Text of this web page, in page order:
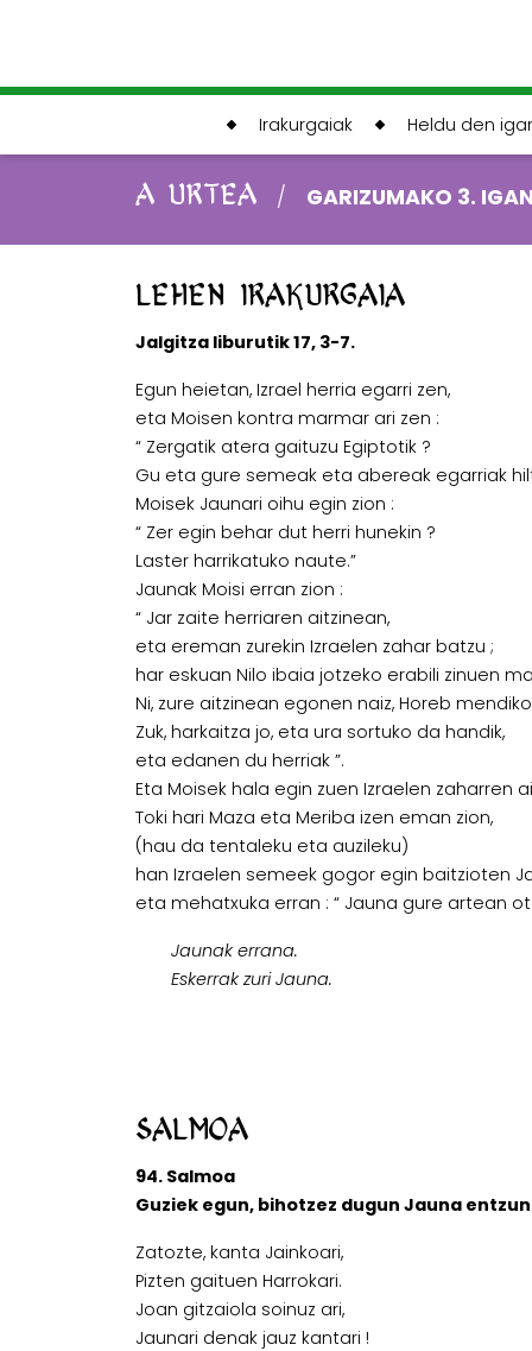
Irakurgaiak Heldu den
A URTEA / GARIZUMAKO 3.
Lehen irakurgaia
Jalgitza liburutik 17, 3-7.
Egun heietan, Izrael herria egarri zen,
eta Moisen kontra marmar ari zen :
“ Zergatik atera gaituzu Egiptotik ?
Gu eta gure semeak eta abereak egarriak
Moisek Jaunari oihu egin zion :
“ Zer egin behar dut herri hunekin ?
Laster harrikatuko naute.”
Jaunak Moisi erran zion :
“ Jar zaite herriaren aitzinean,
eta ereman zurekin Izraelen zahar batzu ;
har eskuan Nilo ibaia jotzeko erabili zinuen
Ni, zure aitzinean egonen naiz, Horeb
Zuk, harkaitza jo, eta ura sortuko da handik,
eta edanen du herriak ”.
Eta Moisek hala egin zuen Izraelen zaharren
Toki hari Maza eta Meriba izen eman zion,
(hau da tentaleku eta auzileku)
han Izraelen semeek gogor egin baitzioten
eta mehatxuka erran : “ Jauna gure artean
Jaunak errana.
Eskerrak zuri Jauna.
Salmoa
94. Salmoa
Guziek egun, bihotzez dugun Jauna entzun
Zatozte, kanta Jainkoari,
Pizten gaituen Harrokari.
Joan gitzaiola soinuz ari,
Jaunari denak jauz kantari !